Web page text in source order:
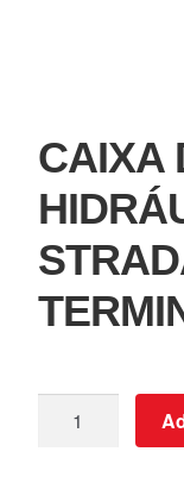
CAIXA